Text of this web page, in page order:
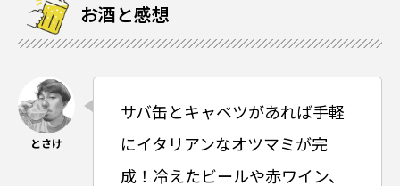
お酒と感想
サバ缶とキャベツがあれば手軽
にイタリアンなオツマミが完
成！冷えたビールや赤ワイン、